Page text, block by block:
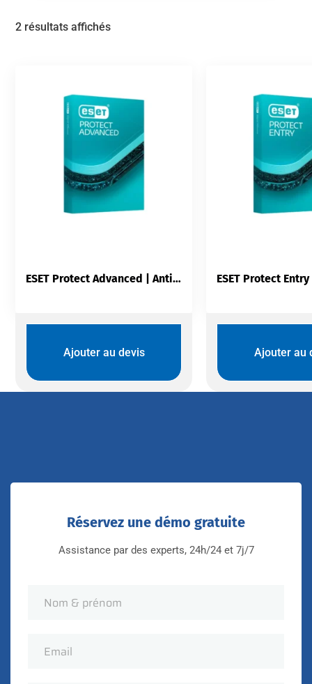
2 résultats affichés
ESET Protect Advanced | Antivirus Endpoint Cloud | Sandboxing | Chiffrement FDE | Server Security | PME ETI
Ajouter au devis Ajouter au
Réservez une démo gratuite
Assistance par des experts, 24h/24 et 7j/7